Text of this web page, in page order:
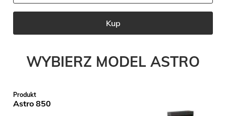
Kup
WYBIERZ MODEL ASTRO
Produkt
Astro 850